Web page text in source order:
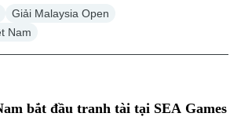
Giải Malaysia Open
Nam
bắt đầu tranh tài tại SEA Games